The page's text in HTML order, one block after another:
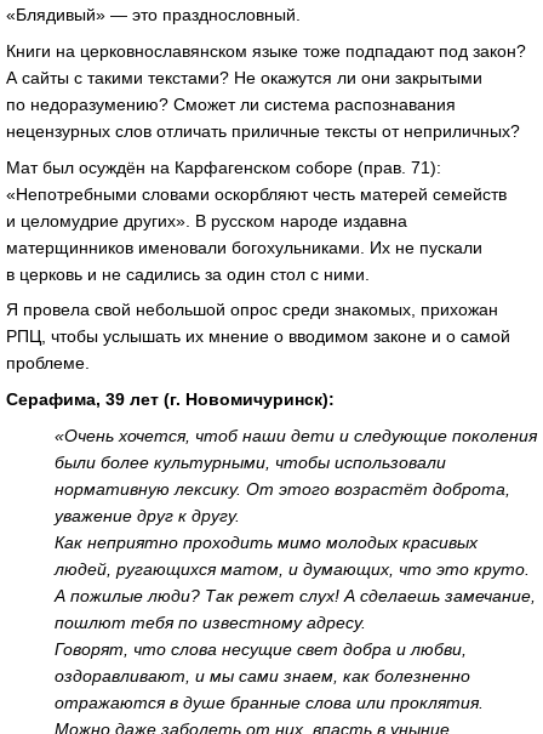
«Блядивый» — это празднословный.
Книги на церковнославянском языке тоже подпадают под закон?
А сайты с такими текстами? Не окажутся ли они закрытыми
по недоразумению? Сможет ли система распознавания
нецензурных слов отличать приличные тексты от неприличных?
Мат был осуждён на Карфагенском соборе (прав. 71):
«Непотребными словами оскорбляют честь матерей семейств
и целомудрие других». В русском народе издавна
матерщинников именовали богохульниками. Их не пускали
в церковь и не садились за один стол с ними.
Я провела свой небольшой опрос среди знакомых, прихожан
РПЦ, чтобы услышать их мнение о вводимом законе и о самой
проблеме.
Серафима, 39 лет (г. Новомичуринск):
«Очень хочется, чтоб наши дети и следующие поколения
были более культурными, чтобы использовали
нормативную лексику. От этого возрастёт доброта,
уважение друг к другу.
Как неприятно проходить мимо молодых красивых
людей, ругающихся матом, и думающих, что это круто.
А пожилые люди? Так режет слух! А сделаешь замечание,
пошлют тебя по известному адресу.
Говорят, что слова несущие свет добра и любви,
оздоравливают, и мы сами знаем, как болезненно
отражаются в душе бранные слова или проклятия.
Можно даже заболеть от них, впасть в уныние.